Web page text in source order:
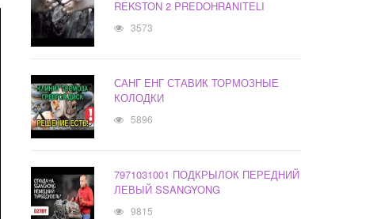
REKSTON 2 PREDOHRANITELI
3573
САНГ ЕНГ СТАВИК ТОРМОЗНЫЕ
КОЛОДКИ
5896
7971031001 ПОДКРЫЛОК ПЕРЕДНИЙ
ЛЕВЫЙ SSANGYONG
9815